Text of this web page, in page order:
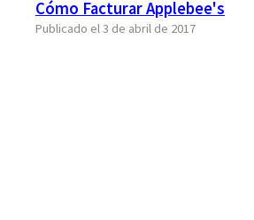
Cómo Facturar Applebee's
Publicado el 3 de abril de 2017